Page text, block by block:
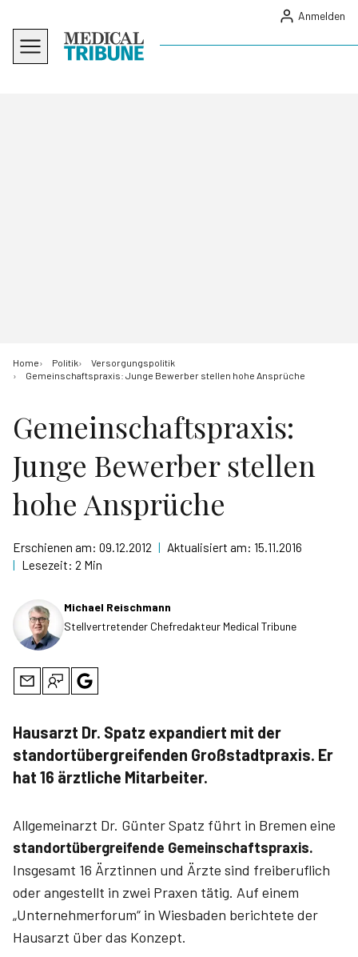
Anmelden
Home Politik
Versorgungspolitik
Gemeinschaftspraxis: Junge Bewerber stellen hohe Ansprüche
Gemeinschaftspraxis:
Junge Bewerber stellen
hohe Ansprüche
Erschienen am: 09.12.2012 | Aktualisiert am: 15.11.2016
| Lesezeit: 2 Min
Michael Reischmann
Stellvertretender Chefredakteur Medical Tribune
Hausarzt Dr. Spatz expandiert mit der
standortübergreifenden Großstadtpraxis. Er
hat 16 ärztliche Mitarbeiter.
Allgemeinarzt Dr. Günter Spatz führt in Bremen eine
standortübergreifende Gemeinschaftspraxis.
Insgesamt 16 Ärztinnen und Ärzte sind freiberuflich
oder angestellt in zwei Praxen tätig. Auf einem
„Unternehmerforum“ in Wiesbaden berichtete der
Hausarzt über das Konzept.